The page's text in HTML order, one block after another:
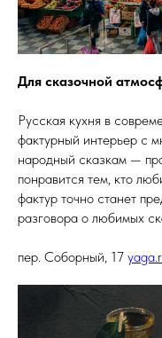
Для сказочной
Русская кухня в
фактурный интерьер с
народный сказкам —
понравится тем, кто
фактур точно станет
разговора о любимых
пер. Соборный, 17